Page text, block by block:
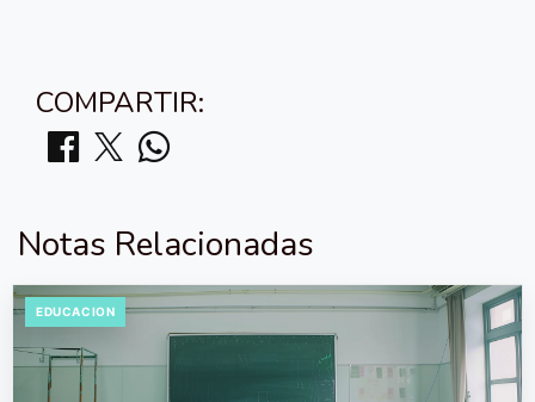
COMPARTIR:
Notas Relacionadas
EDUCACION